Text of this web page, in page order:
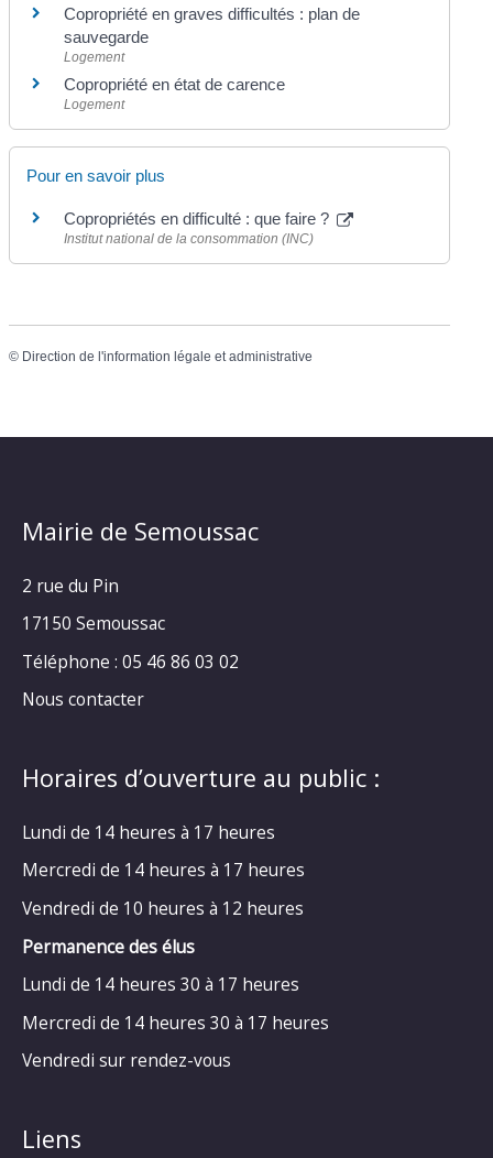
Copropriété en graves difficultés : plan de
sauvegarde
Logement
Copropriété en état de carence
Logement
Pour en savoir plus
Copropriétés en difficulté : que faire ?
Institut national de la consommation (INC)
© Direction de l'information légale et administrative
Mairie de Semoussac
2 rue du Pin
17150 Semoussac
Téléphone : 05 46 86 03 02
Nous contacter
Horaires d’ouverture au public :
Lundi de 14 heures à 17 heures
Mercredi de 14 heures à 17 heures
Vendredi de 10 heures à 12 heures
Permanence des élus
Lundi de 14 heures 30 à 17 heures
Mercredi de 14 heures 30 à 17 heures
Vendredi sur rendez-vous
Liens